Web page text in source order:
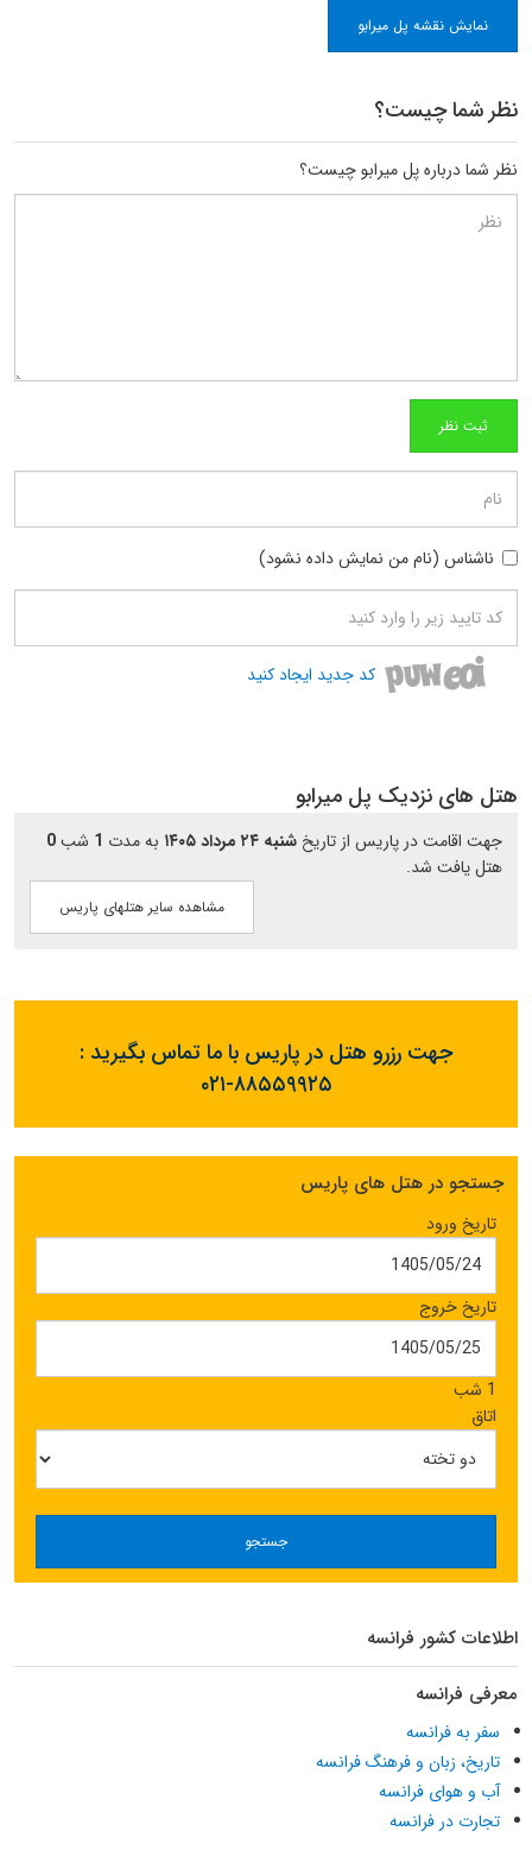
نمایش نقشه پل میرابو
نظر شما چیست؟
نظر شما درباره پل میرابو چیست؟
ناشناس (نام من نمایش داده نشود)
کد جدید ایجاد کنید
هتل های نزدیک پل میرابو
جهت اقامت در پاریس از تاریخ شنبه ۲۴ مرداد ۱۴۰۵ به مدت 1 شب0
هتل یافت شد.
مشاهده سایر هتلهای پاریس
جهت رزرو هتل در پاریس با ما تماس بگیرید :
۰۲۱-۸۸۵۵۹۹۲۵
جستجو در هتل های پاریس
تاریخ ورود
تاریخ خروج
1 شب
اتاق
جستجو
اطلاعات کشور فرانسه
معرفی فرانسه
سفر به فرانسه
تاریخ، زبان و فرهنگ فرانسه
آب و هوای فرانسه
تجارت در فرانسه